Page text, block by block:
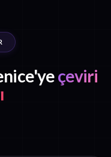
çeviri